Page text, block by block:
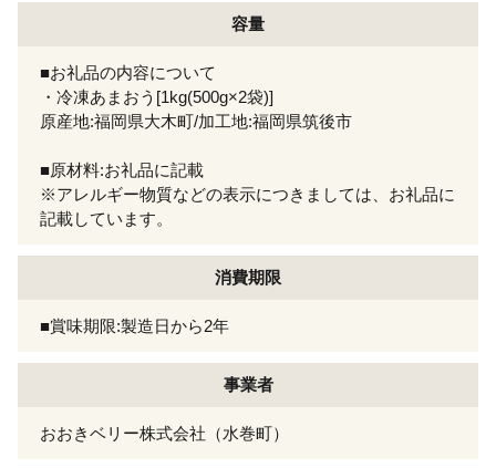
容量
■お礼品の内容について
・冷凍あまおう[1kg(500g×2袋)]
原産地:福岡県大木町/加工地:福岡県筑後市
■原材料:お礼品に記載
※アレルギー物質などの表示につきましては、お礼品に
記載しています。
消費期限
■賞味期限:製造日から2年
事業者
おおきベリー株式会社（水巻町）